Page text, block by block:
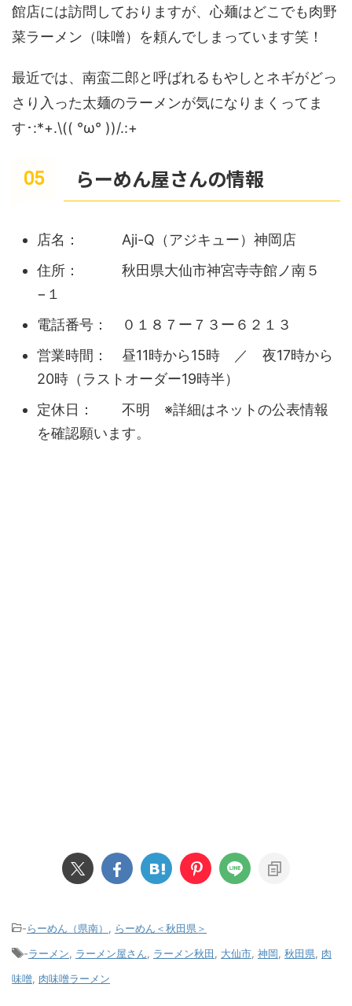
館店には訪問しておりますが、心麺はどこでも肉野
菜ラーメン（味噌）を頼んでしまっています笑！
最近では、南蛮二郎と呼ばれるもやしとネギがどっ
さり入った太麺のラーメンが気になりまくってま
す･:*+.\(( °ω° ))/.:+
らーめん屋さんの情報
店名： Aji-Q（アジキュー）神岡店
住所： 秋田県大仙市神宮寺寺館ノ南５
−１
電話番号： ０１８７ー７３ー６２１３
営業時間： 昼11時から15時 ／ 夜17時から
20時（ラストオーダー19時半）
定休日： 不明 ※詳細はネットの公表情報
を確認願います。
-らーめん（県南）
らーめん＜秋田県＞
-ラーメン ラーメン屋さん ラーメン秋田 大仙市 神岡 秋田県
肉
味噌 肉味噌ラーメン